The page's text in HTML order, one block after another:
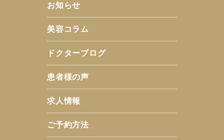
お知らせ
美容コラム
ドクターブログ
患者様の声
求人情報
ご予約方法